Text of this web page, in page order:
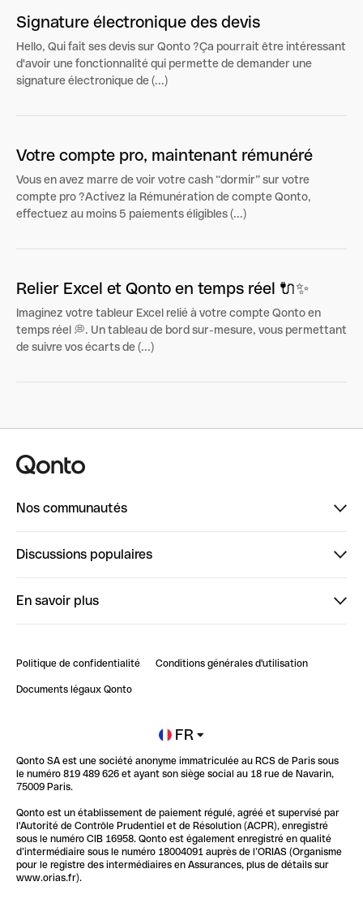
Signature électronique des devis
Hello, Qui fait ses devis sur Qonto ?Ça pourrait être intéressant
d'avoir une fonctionnalité qui permette de demander une
signature électronique de (...)
Votre compte pro, maintenant rémunéré
Vous en avez marre de voir votre cash “dormir” sur votre
compte pro ?Activez la Rémunération de compte Qonto,
effectuez au moins 5 paiements éligibles (...)
Relier Excel et Qonto en temps réel 🔌✨
Imaginez votre tableur Excel relié à votre compte Qonto en
temps réel 💭. Un tableau de bord sur-mesure, vous permettant
de suivre vos écarts de (...)
Nos communautés
ClubQonto
Discussions populaires
Impact de l'IA sur les carrières/productivité
En savoir plus
Blog
Newsroom
Glossaire finance
Politique de confidentialité Conditions générales d'utilisation
Documents légaux Qonto
FR
Qonto SA est une société anonyme immatriculée au RCS de Paris sous
le numéro 819 489 626 et ayant son siège social au 18 rue de Navarin,
75009 Paris.
Qonto est un établissement de paiement régulé, agréé et supervisé par
l'Autorité de Contrôle Prudentiel et de Résolution (ACPR), enregistré
sous le numéro CIB 16958. Qonto est également enregistré en qualité
d’intermédiaire sous le numéro 18004091 auprès de l’ORIAS (Organisme
pour le registre des intermédiaires en Assurances, plus de détails sur
www.orias.fr).